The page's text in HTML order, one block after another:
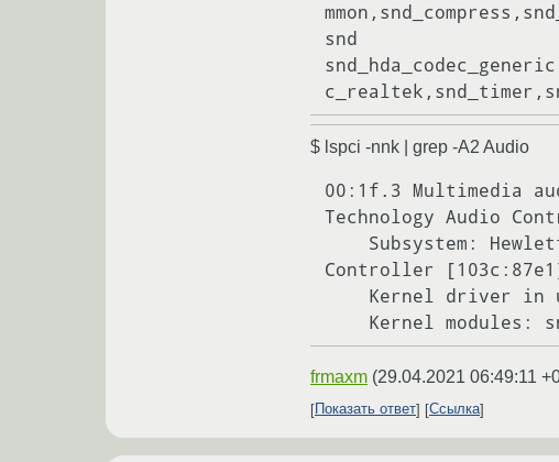
snd
$ lspci -nnk | grep -A2 Audio
00:1f.3 Multimedia
Technology Audio
Controller
frmaxm (29.04.2021 06:49:11
Показать ответ
Ссылка